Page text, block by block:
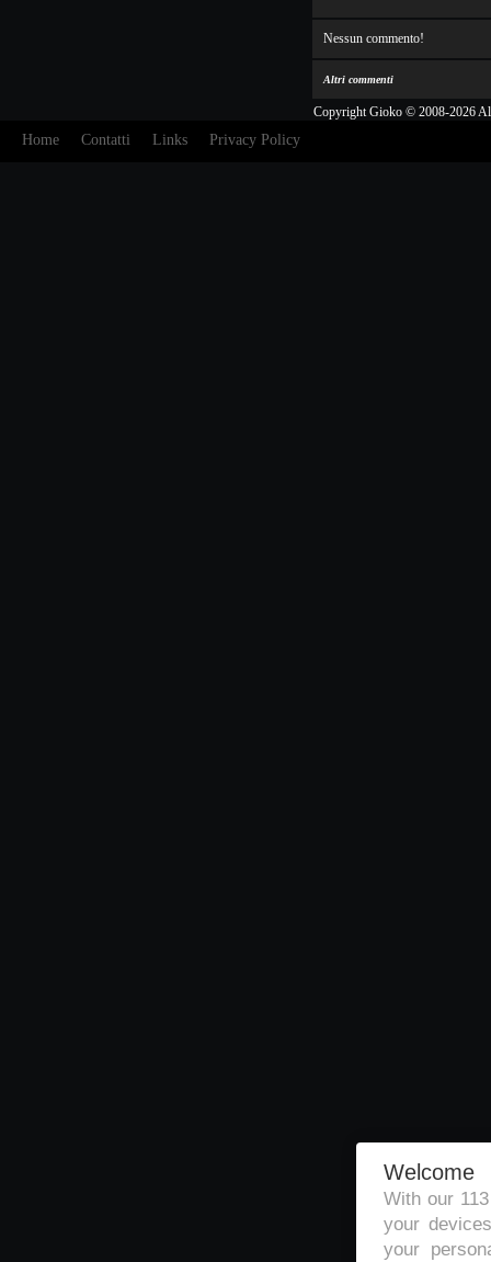
Nessun commento!
Altri commenti
Copyright Gioko © 2008-2026
Home Contatti Links Privacy Policy
Welcome
With our
your
your